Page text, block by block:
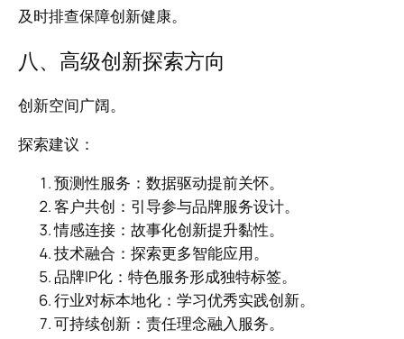
及时排查保障创新健康。
八、高级创新探索方向
创新空间广阔。
探索建议：
预测性服务：数据驱动提前关怀。
客户共创：引导参与品牌服务设计。
情感连接：故事化创新提升黏性。
技术融合：探索更多智能应用。
品牌IP化：特色服务形成独特标签。
行业对标本地化：学习优秀实践创新。
可持续创新：责任理念融入服务。